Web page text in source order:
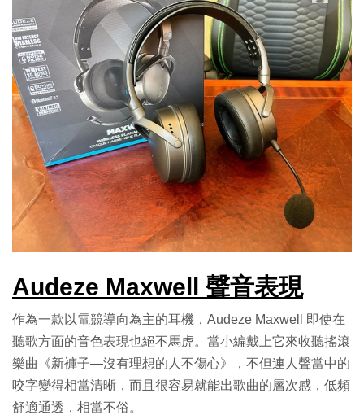
Audeze Maxwell 聲音表現
作為一款以電競導向為主的耳機，Audeze Maxwell 即使在
聽歌方面的音色表現也絕不馬虎。當小編戴上它來收聽搖滾
樂曲《新褲子—沒有理想的人不傷心》，不但連人聲當中的
咬字變得相當清晰，而且很容易就能出歌曲的層次感，低頻
舒適通透，相當不俗。